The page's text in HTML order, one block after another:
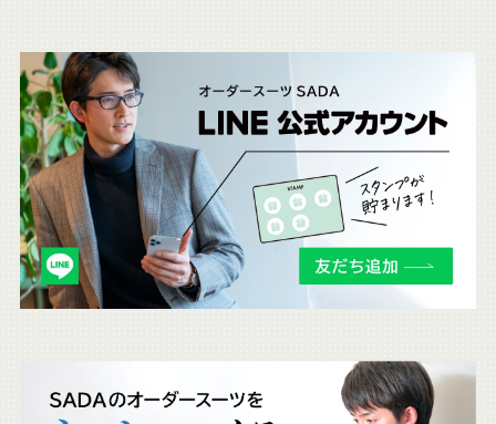
こ
ち
ら
も
チ
ェ